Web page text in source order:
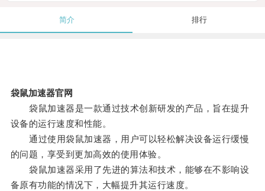
简介 排行
袋鼠加速器官网
袋鼠加速器是一款通过技术创新研发的产品，旨在提升
设备的运行速度和性能。
通过使用袋鼠加速器，用户可以轻松解决设备运行缓慢
的问题，享受到更加高效的使用体验。
袋鼠加速器采用了先进的算法和技术，能够在不影响设
备原有功能的情况下，大幅提升其运行速度。